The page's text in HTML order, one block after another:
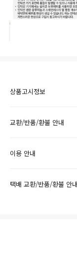
상품고시정보
교환/반품/환불 안내
이용 안내
택배 교환/반품/환불 안내